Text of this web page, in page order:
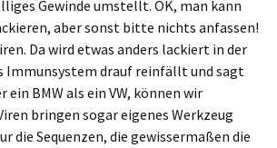
Gewinde umstellt. OK, man kann
aber sonst bitte nichts anfassen!
Da wird etwas anders lackiert in der
Immunsystem drauf reinfällt und sagt
ein BMW als ein VW, können wir
bringen sogar eigenes Werkzeug
die Sequenzen, die gewissermaßen die